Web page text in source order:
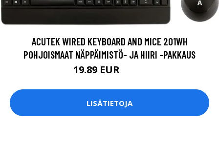
ACUTEK WIRED KEYBOARD AND MICE 201WH
POHJOISMAAT NÄPPÄIMISTÖ- JA HIIRI -PAKKAUS
19.89 EUR
LISÄTIETOJA